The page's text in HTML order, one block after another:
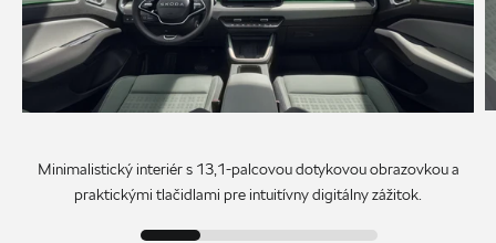
Minimalistický interiér s 13,1-palcovou dotykovou obrazovkou a
praktickými tlačidlami pre intuitívny digitálny zážitok.